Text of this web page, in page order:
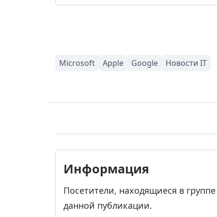
Информация
Посетители, находящиеся в
данной публикации.